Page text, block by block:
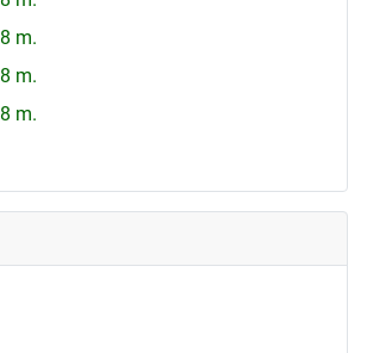
m.
m.
m.